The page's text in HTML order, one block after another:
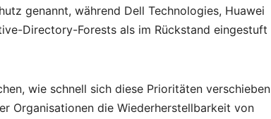
genannt, während Dell Technologies, Huawei
Directory-Forests als im Rückstand eingestuft
wie schnell sich diese Prioritäten verschieben
Organisationen die Wiederherstellbarkeit von